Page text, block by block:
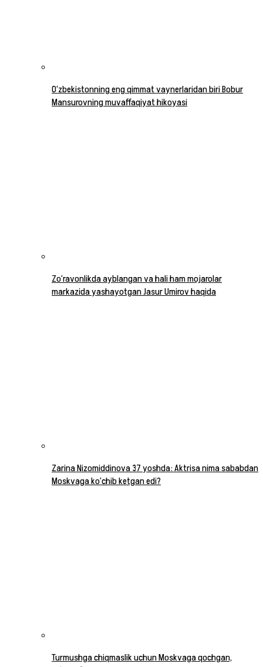
O‘zbekistonning eng qimmat vaynerlaridan biri Bobur
Mansurovning muvaffaqiyat hikoyasi
Zo‘ravonlikda ayblangan va hali ham mojarolar
markazida yashayotgan Jasur Umirov haqida
Zarina Nizomiddinova 37 yoshda: Aktrisa nima sababdan
Moskvaga ko‘chib ketgan edi?
Turmushga chiqmaslik uchun Moskvaga qochgan,